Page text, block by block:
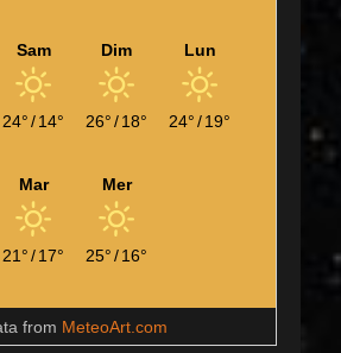
Sam
24°/14°
Dim
26°/18°
Lun
24°/19°
Mar
21°/17°
Mer
25°/16°
from MeteoArt.com